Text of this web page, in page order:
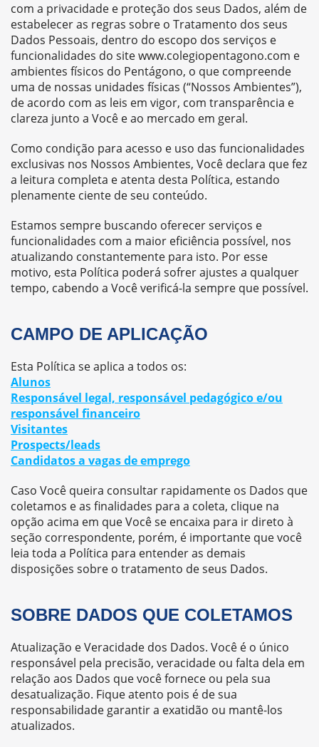
com a privacidade e proteção dos seus Dados, além de
estabelecer as regras sobre o Tratamento dos seus
Dados Pessoais, dentro do escopo dos serviços e
funcionalidades do site www.colegiopentagono.com e
ambientes físicos do Pentágono, o que compreende
uma de nossas unidades físicas (“Nossos Ambientes”),
de acordo com as leis em vigor, com transparência e
clareza junto a Você e ao mercado em geral.
Como condição para acesso e uso das funcionalidades
exclusivas nos Nossos Ambientes, Você declara que fez
a leitura completa e atenta desta Política, estando
plenamente ciente de seu conteúdo.
Estamos sempre buscando oferecer serviços e
funcionalidades com a maior eficiência possível, nos
atualizando constantemente para isto. Por esse
motivo, esta Política poderá sofrer ajustes a qualquer
tempo, cabendo a Você verificá-la sempre que possível.
CAMPO DE APLICAÇÃO
Esta Política se aplica a todos os:
Alunos
Responsável legal, responsável pedagógico e/ou
responsável financeiro
Visitantes
Prospects/leads
Candidatos a vagas de emprego
Caso Você queira consultar rapidamente os Dados que
coletamos e as finalidades para a coleta, clique na
opção acima em que Você se encaixa para ir direto à
seção correspondente, porém, é importante que você
leia toda a Política para entender as demais
disposições sobre o tratamento de seus Dados.
SOBRE DADOS QUE COLETAMOS
Atualização e Veracidade dos Dados. Você é o único
responsável pela precisão, veracidade ou falta dela em
relação aos Dados que você fornece ou pela sua
desatualização. Fique atento pois é de sua
responsabilidade garantir a exatidão ou mantê-los
atualizados.